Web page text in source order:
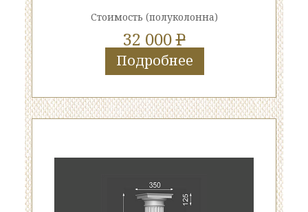
Стоимость (полуколонна)
32 000P
Подробнее